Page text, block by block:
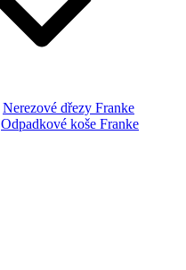
Nerezové dřezy Franke
Odpadkové koše Franke